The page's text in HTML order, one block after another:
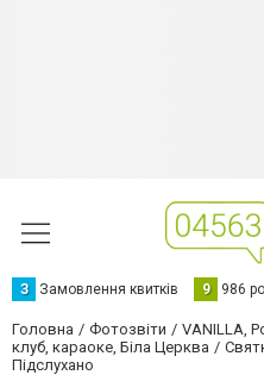
З Замовлення квитків 9 986
Головна Фотозвіти
VANILLA,
клуб, караоке, Біла Церква
Підслухано